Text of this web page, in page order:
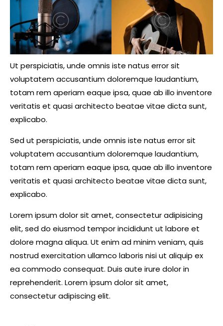
Ut perspiciatis, unde omnis iste natus error sit
voluptatem accusantium doloremque laudantium,
totam rem aperiam eaque ipsa, quae ab illo inventore
veritatis et quasi architecto beatae vitae dicta sunt,
explicabo.
Sed ut perspiciatis, unde omnis iste natus error sit
voluptatem accusantium doloremque laudantium,
totam rem aperiam eaque ipsa, quae ab illo inventore
veritatis et quasi architecto beatae vitae dicta sunt,
explicabo.
Lorem ipsum dolor sit amet, consectetur adipisicing
elit, sed do eiusmod tempor incididunt ut labore et
dolore magna aliqua. Ut enim ad minim veniam, quis
nostrud exercitation ullamco laboris nisi ut aliquip ex
ea commodo consequat. Duis aute irure dolor in
reprehenderit. Lorem ipsum dolor sit amet,
consectetur adipiscing elit.